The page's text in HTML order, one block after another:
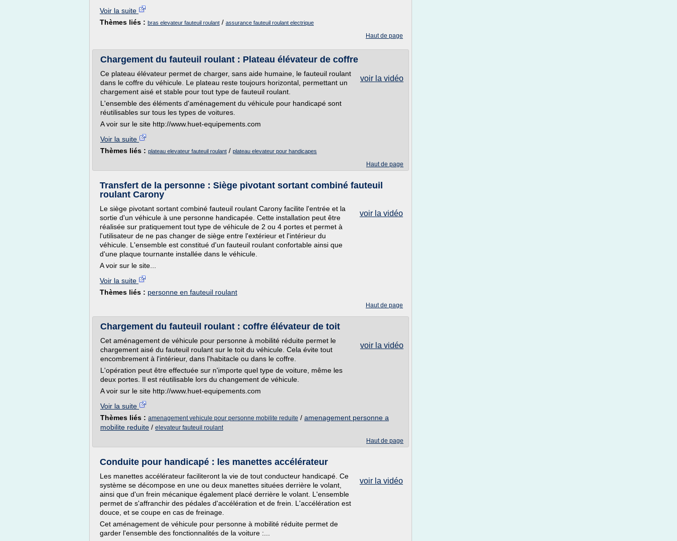
Voir la suite
Thèmes liés : bras elevateur fauteuil roulant / assurance fauteuil roulant electrique
Haut de page
Chargement du fauteuil roulant : Plateau élévateur de coffre
voir la vidéo
Ce plateau élévateur permet de charger, sans aide humaine, le fauteuil roulant
dans le coffre du véhicule. Le plateau reste toujours horizontal, permettant un
chargement aisé et stable pour tout type de fauteuil roulant.
L'ensemble des éléments d'aménagement du véhicule pour handicapé sont
réutilisables sur tous les types de voitures.
A voir sur le site http://www.huet-equipements.com
Voir la suite
Thèmes liés : plateau elevateur fauteuil roulant / plateau elevateur pour handicapes
Haut de page
Transfert de la personne : Siège pivotant sortant combiné fauteuil
roulant Carony
voir la vidéo
Le siège pivotant sortant combiné fauteuil roulant Carony facilite l'entrée et la
sortie d'un véhicule à une personne handicapée. Cette installation peut être
réalisée sur pratiquement tout type de véhicule de 2 ou 4 portes et permet à
l'utilisateur de ne pas changer de siège entre l'extérieur et l'intérieur du
véhicule. L'ensemble est constitué d'un fauteuil roulant confortable ainsi que
d'une plaque tournante installée dans le véhicule.
A voir sur le site...
Voir la suite
Thèmes liés : personne en fauteuil roulant
Haut de page
Chargement du fauteuil roulant : coffre élévateur de toit
voir la vidéo
Cet aménagement de véhicule pour personne à mobilité réduite permet le
chargement aisé du fauteuil roulant sur le toit du véhicule. Cela évite tout
encombrement à l'intérieur, dans l'habitacle ou dans le coffre.
L'opération peut être effectuée sur n'importe quel type de voiture, même les
deux portes. Il est réutilisable lors du changement de véhicule.
A voir sur le site http://www.huet-equipements.com
Voir la suite
Thèmes liés : amenagement vehicule pour personne mobilite reduite / amenagement personne a
mobilite reduite / elevateur fauteuil roulant
Haut de page
Conduite pour handicapé : les manettes accélérateur
voir la vidéo
Les manettes accélérateur faciliteront la vie de tout conducteur handicapé. Ce
système se décompose en une ou deux manettes situées derrière le volant,
ainsi que d'un frein mécanique également placé derrière le volant. L'ensemble
permet de s'affranchir des pédales d'accélération et de frein. L'accélération est
douce, et se coupe en cas de freinage.
Cet aménagement de véhicule pour personne à mobilité réduite permet de
garder l'ensemble des fonctionnalités de la voiture :...